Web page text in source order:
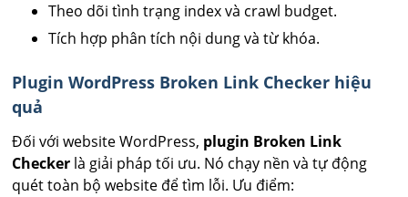
Theo dõi tình trạng index và crawl budget.
Tích hợp phân tích nội dung và từ khóa.
Plugin WordPress Broken Link Checker hiệu
quả
Đối với website WordPress, plugin Broken Link
Checker là giải pháp tối ưu. Nó chạy nền và tự động
quét toàn bộ website để tìm lỗi. Ưu điểm: